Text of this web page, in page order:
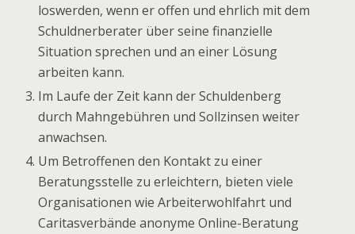
loswerden, wenn er offen und ehrlich mit dem
Schuldnerberater über seine finanzielle
Situation sprechen und an einer Lösung
arbeiten kann.
Im Laufe der Zeit kann der Schuldenberg
durch Mahngebühren und Sollzinsen weiter
anwachsen.
Um Betroffenen den Kontakt zu einer
Beratungsstelle zu erleichtern, bieten viele
Organisationen wie Arbeiterwohlfahrt und
Caritasverbände anonyme Online-Beratung